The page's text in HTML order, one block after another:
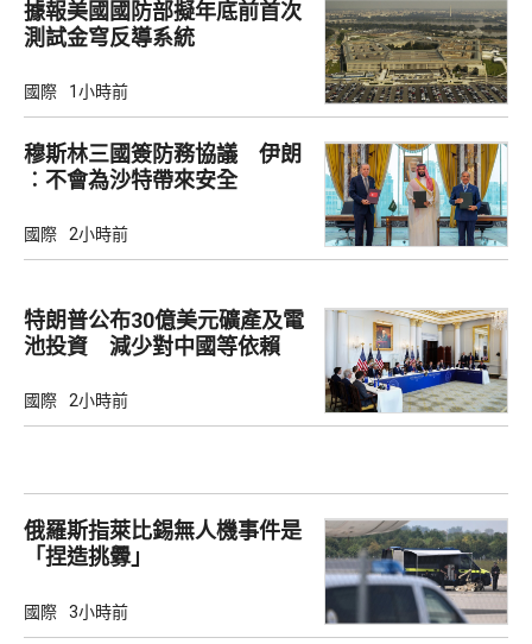
據報美國國防部擬年底前首次
測試金穹反導系統
國際 1小時前
穆斯林三國簽防務協議 伊朗
︰不會為沙特帶來安全
國際 2小時前
特朗普公布30億美元礦產及電
池投資 減少對中國等依賴
國際 2小時前
俄羅斯指萊比錫無人機事件是
「捏造挑釁」
國際 3小時前